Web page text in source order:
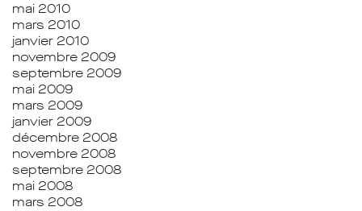
mai 2010
mars 2010
janvier 2010
novembre 2009
septembre 2009
mai 2009
mars 2009
janvier 2009
décembre 2008
novembre 2008
septembre 2008
mai 2008
mars 2008